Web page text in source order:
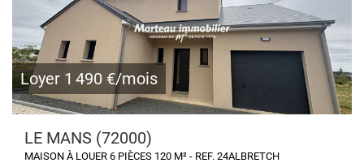
Loyer 1 490 €/mois
LE MANS (72000)
MAISON À LOUER 6 PIÈCES 120 M² - REF. 24ALBRETCH